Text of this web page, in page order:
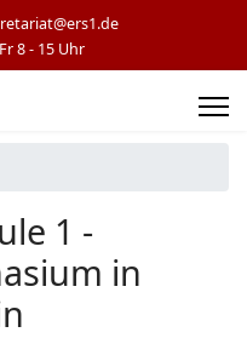
8 - 15 Uhr
1 -
in